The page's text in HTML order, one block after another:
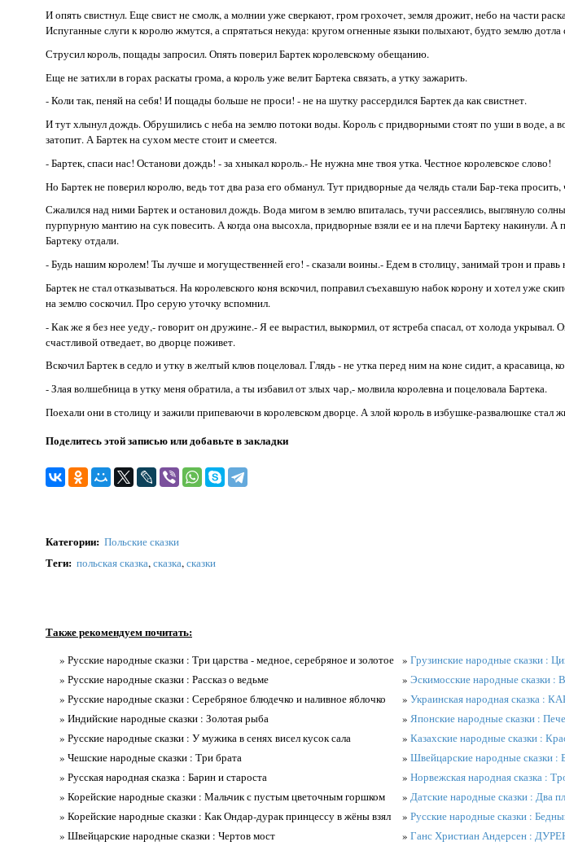
И опять свистнул. Еще свист не смолк, а молнии уже сверкают, гром грохочет, земля дрожит, небо на части
Испуганные слуги к королю жмутся, а спрятаться некуда: кругом огненные языки полыхают, будто землю дотла
Струсил король, пощады запросил. Опять поверил Бартек королевскому обещанию.
Еще не затихли в горах раскаты грома, а король уже велит Бартека связать, а утку зажарить.
- Коли так, пеняй на себя! И пощады больше не проси! - не на шутку рассердился Бартек да как свистнет.
И тут хлынул дождь. Обрушились с неба на землю потоки воды. Король с придворными стоят по уши в воде, а
затопит. А Бартек на сухом месте стоит и смеется.
- Бартек, спаси нас! Останови дождь! - за хныкал король.- Не нужна мне твоя утка. Честное королевское слово!
Но Бартек не поверил королю, ведь тот два раза его обманул. Тут придворные да челядь стали Бар-тека
Сжалился над ними Бартек и остановил дождь. Вода мигом в землю впиталась, тучи рассеялись, выглянуло
пурпурную мантию на сук повесить. А когда она высохла, придворные взяли ее и на плечи Бартеку накинули.
Бартеку отдали.
- Будь нашим королем! Ты лучше и могущественней его! - сказали воины.- Едем в столицу, занимай трон и правь
Бартек не стал отказываться. На королевского коня вскочил, поправил съехавшую набок корону и хотел уже
на землю соскочил. Про серую уточку вспомнил.
- Как же я без нее уеду,- говорит он дружине.- Я ее вырастил, выкормил, от ястреба спасал, от холода укрывал.
счастливой отведает, во дворце поживет.
Вскочил Бартек в седло и утку в желтый клюв поцеловал. Глядь - не утка перед ним на коне сидит, а красавица,
- Злая волшебница в утку меня обратила, а ты избавил от злых чар,- молвила королевна и поцеловала Бартека.
Поехали они в столицу и зажили припеваючи в королевском дворце. А злой король в избушке-развалюшке стал
Поделитесь этой записью или добавьте в закладки
Категории: Польские сказки
Теги: польская сказка,сказка,сказки
Также рекомендуем почитать:
» Русские народные сказки : Три царства - медное, серебряное и золотое
» Русские народные сказки : Рассказ о ведьме
» Русские народные сказки : Серебряное блюдечко и наливное яблочко
» Индийские народные сказки : Золотая рыба
» Русские народные сказки : У мужика в сенях висел кусок сала
» Чешские народные сказки : Три брата
» Русская народная сказка : Барин и староста
» Корейские народные сказки : Мальчик с пустым цветочным горшком
» Корейские народные сказки : Как Ондар-дурак принцессу в жёны взял
» Швейцарские народные сказки : Чертов мост
» Грузинские народные сказки :
» Эскимосские народные сказки :
» Украинская народная
» Японские народные сказки :
» Казахские народные сказки :
» Швейцарские народные сказки
» Норвежская народная сказка :
» Датские народные сказки : Два
» Русские народные сказки :
» Ганс Христиан Андерсен :